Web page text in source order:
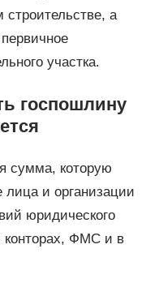
а
участка.
госпошлину
сумма, которую
и организации
юридического
конторах, ФМС и в